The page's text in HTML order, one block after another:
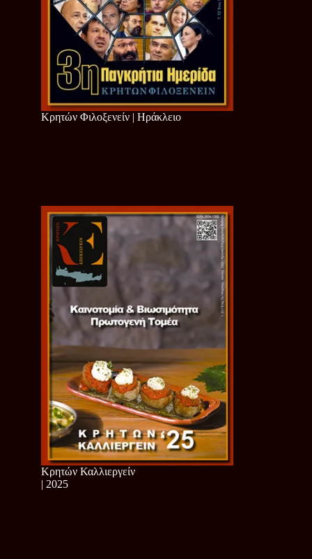
Κρητών Φιλοξενείν | Ηράκλειο
Κρητών Καλλιεργείν
| 2025